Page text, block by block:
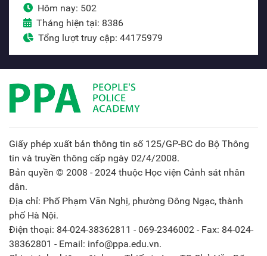
Hôm nay: 502
Tháng hiện tại: 8386
Tổng lượt truy cập: 44175979
Giấy phép xuất bản thông tin số 125/GP-BC do Bộ Thông
tin và truyền thông cấp ngày 02/4/2008.
Bản quyền © 2008 - 2024 thuộc Học viện Cảnh sát nhân
dân.
Địa chỉ: Phố Phạm Văn Nghị, phường Đông Ngạc, thành
phố Hà Nội.
Điện thoại: 84-024-38362811 - 069-2346002 - Fax: 84-024-
38362801 - Email: info@ppa.edu.vn.